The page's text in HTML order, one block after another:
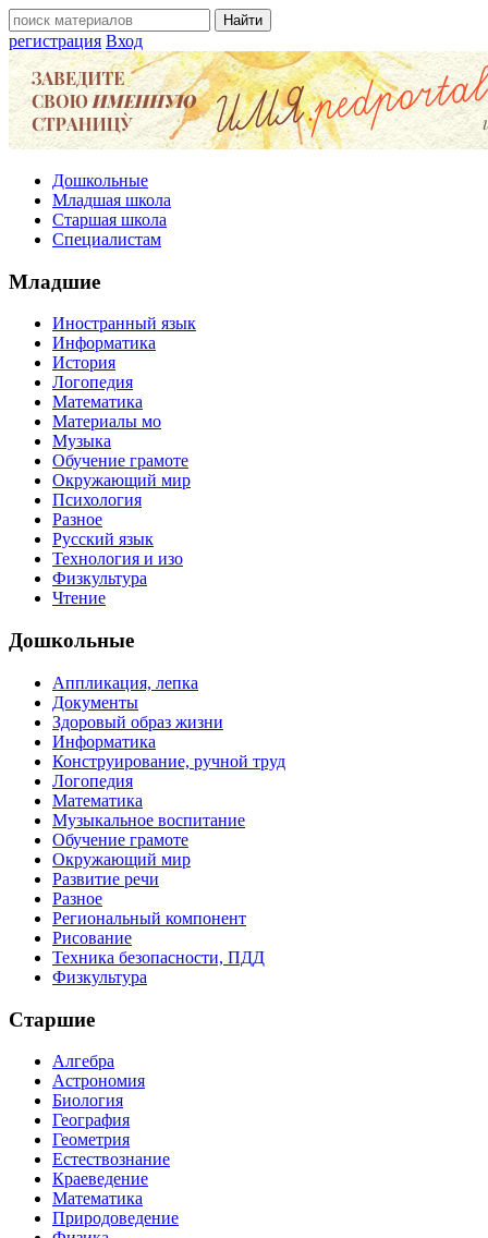
регистрация Вход
Дошкольные
Младшая школа
Старшая школа
Специалистам
Младшие
Иностранный язык
Информатика
История
Логопедия
Математика
Материалы мо
Музыка
Обучение грамоте
Окружающий мир
Психология
Разное
Русский язык
Технология и изо
Физкультура
Чтение
Дошкольные
Аппликация, лепка
Документы
Здоровый образ жизни
Информатика
Конструирование, ручной труд
Логопедия
Математика
Музыкальное воспитание
Обучение грамоте
Окружающий мир
Развитие речи
Разное
Региональный компонент
Рисование
Техника безопасности, ПДД
Физкультура
Старшие
Алгебра
Астрономия
Биология
География
Геометрия
Естествознание
Краеведение
Математика
Природоведение